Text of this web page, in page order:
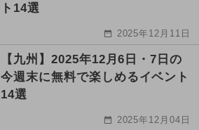
ト14選
2025年12月11日
【九州】2025年12月6日・7日の
今週末に無料で楽しめるイベント
14選
2025年12月04日